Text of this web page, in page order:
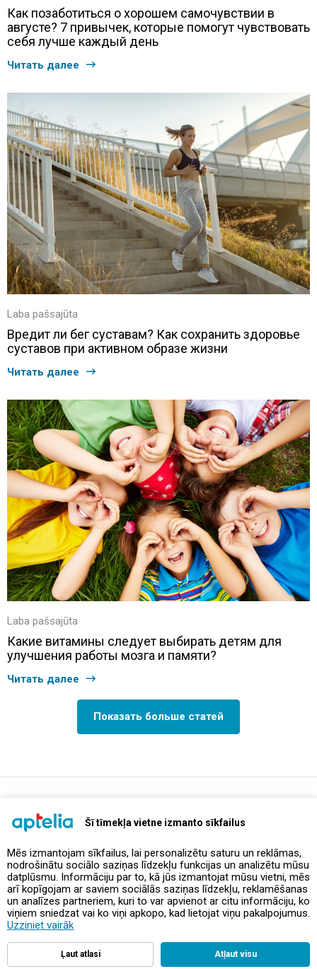
Šī tīmekļa vietne izmanto sīkfailus
Mēs izmantojam sīkfailus, lai personalizētu saturu un reklāmas,
nodrošinātu sociālo saziņas līdzekļu funkcijas un analizētu mūsu
datplūsmu. Informāciju par to, kā jūs izmantojat mūsu vietni, mēs
arī kopīgojam ar saviem sociālās saziņas līdzekļu, reklamēšanas
un analīzes partneriem, kuri to var apvienot ar citu informāciju, ko
viņiem sniedzat vai ko viņi apkopo, kad lietojat viņu pakalpojumus.
Uzziniet vairāk
Ļaut atlasi Atļaut visu
Как позаботиться о хорошем самочувствии в
августе? 7 привычек, которые помогут чувствовать
себя лучше каждый день
Читать далее
Laba pašsajūta
Вредит ли бег суставам? Как сохранить здоровье
суставов при активном образе жизни
Читать далее
Laba pašsajūta
Какие витамины следует выбирать детям для
улучшения работы мозга и памяти?
Читать далее
Показать больше статей
Предложения и акции
Контакты